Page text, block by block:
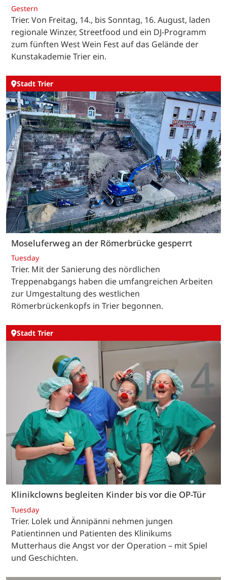
Gestern
Trier. Von Freitag, 14., bis Sonntag, 16. August, laden
regionale Winzer, Streetfood und ein DJ-Programm
zum fünften West Wein Fest auf das Gelände der
Kunstakademie Trier ein.
Stadt Trier
Moseluferweg an der Römerbrücke gesperrt
Tuesday
Trier. Mit der Sanierung des nördlichen
Treppenabgangs haben die umfangreichen Arbeiten
zur Umgestaltung des westlichen
Römerbrückenkopfs in Trier begonnen.
Stadt Trier
Klinikclowns begleiten Kinder bis vor die OP-Tür
Tuesday
Trier. Lolek und Ännipänni nehmen jungen
Patientinnen und Patienten des Klinikums
Mutterhaus die Angst vor der Operation – mit Spiel
und Geschichten.